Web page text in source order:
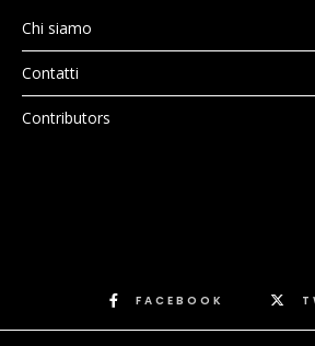
Chi siamo
Contatti
Contributors
FACEBOOK